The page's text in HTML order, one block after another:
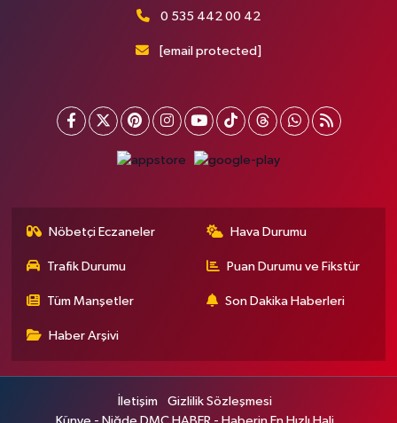
0 535 442 00 42
[email protected]
Nöbetçi Eczaneler Hava Durumu
Trafik Durumu Puan Durumu ve Fikstür
Tüm Manşetler Son Dakika Haberleri
Haber Arşivi
İletişim
Gizlilik Sözleşmesi